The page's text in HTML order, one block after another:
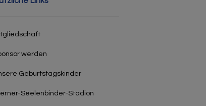
werden
Geburtstagskinder
Seelenbinder-Stadion